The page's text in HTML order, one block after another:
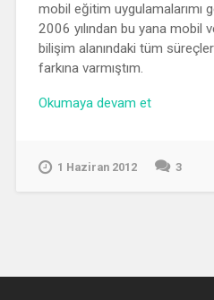
mobil eğitim uygulamalarımı
2006 yılından bu yana mobil
bilişim alanındaki tüm
farkına varmıştım.
Okumaya devam et“Tizen
1 Haziran 2012 3